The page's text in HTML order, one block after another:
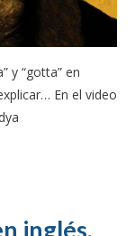
y “gotta” en
En el video
inglés,